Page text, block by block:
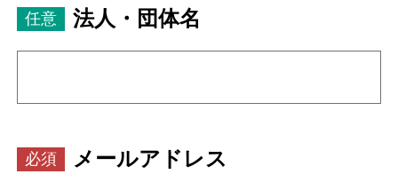
法人・団体名
メールアドレス